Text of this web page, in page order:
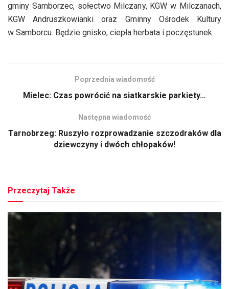
gminy Samborzec, sołectwo Milczany, KGW w Milczanach,
KGW Andruszkowianki oraz Gminny Ośrodek Kultury
w Samborcu. Będzie gnisko, ciepła herbata i poczęstunek.
Poprzednia wiadomość
Mielec: Czas powrócić na siatkarskie parkiety…
Następna wiadomość
Tarnobrzeg: Ruszyło rozprowadzanie szczodraków dla
dziewczyny i dwóch chłopaków!
Przeczytaj Także